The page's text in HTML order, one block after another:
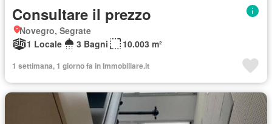
Consultare il prezzo
Novegro, Segrate
1 Locale
3 Bagni 10.003 m²
1 settimana, 1 giorno fa in Immobiliare.it